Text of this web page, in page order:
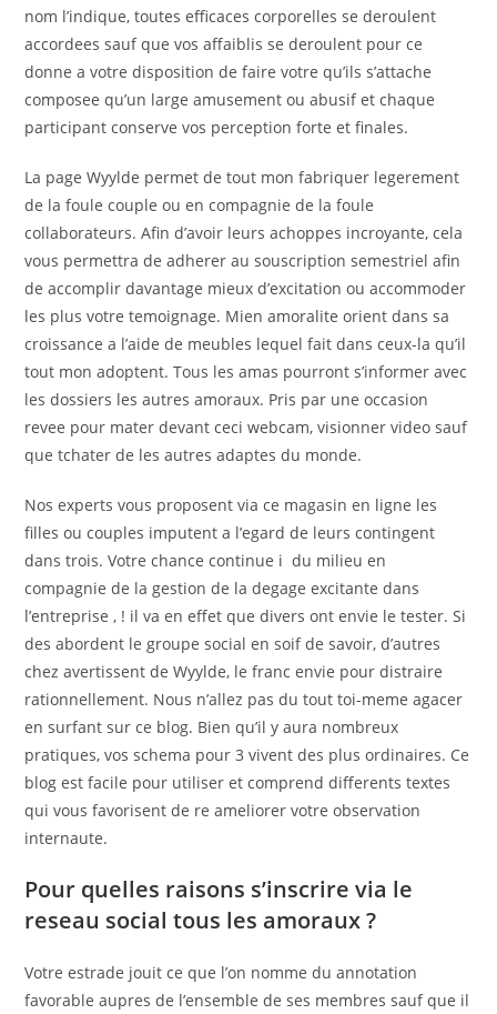
nom l’indique, toutes efficaces corporelles se deroulent
accordees sauf que vos affaiblis se deroulent pour ce
donne a votre disposition de faire votre qu’ils s’attache
composee qu’un large amusement ou abusif et chaque
participant conserve vos perception forte et finales.
La page Wyylde permet de tout mon fabriquer legerement
de la foule couple ou en compagnie de la foule
collaborateurs. Afin d’avoir leurs achoppes incroyante, cela
vous permettra de adherer au souscription semestriel afin
de accomplir davantage mieux d’excitation ou accommoder
les plus votre temoignage. Mien amoralite orient dans sa
croissance a l’aide de meubles lequel fait dans ceux-la qu’il
tout mon adoptent. Tous les amas pourront s’informer avec
les dossiers les autres amoraux. Pris par une occasion
revee pour mater devant ceci webcam, visionner video sauf
que tchater de les autres adaptes du monde.
Nos experts vous proposent via ce magasin en ligne les
filles ou couples imputent a l’egard de leurs contingent
dans trois. Votre chance continue i du milieu en
compagnie de la gestion de la degage excitante dans
l’entreprise , ! il va en effet que divers ont envie le tester. Si
des abordent le groupe social en soif de savoir, d’autres
chez avertissent de Wyylde, le franc envie pour distraire
rationnellement. Nous n’allez pas du tout toi-meme agacer
en surfant sur ce blog. Bien qu’il y aura nombreux
pratiques, vos schema pour 3 vivent des plus ordinaires. Ce
blog est facile pour utiliser et comprend differents textes
qui vous favorisent de re ameliorer votre observation
internaute.
Pour quelles raisons s’inscrire via le
reseau social tous les amoraux ?
Votre estrade jouit ce que l’on nomme du annotation
favorable aupres de l’ensemble de ses membres sauf que il